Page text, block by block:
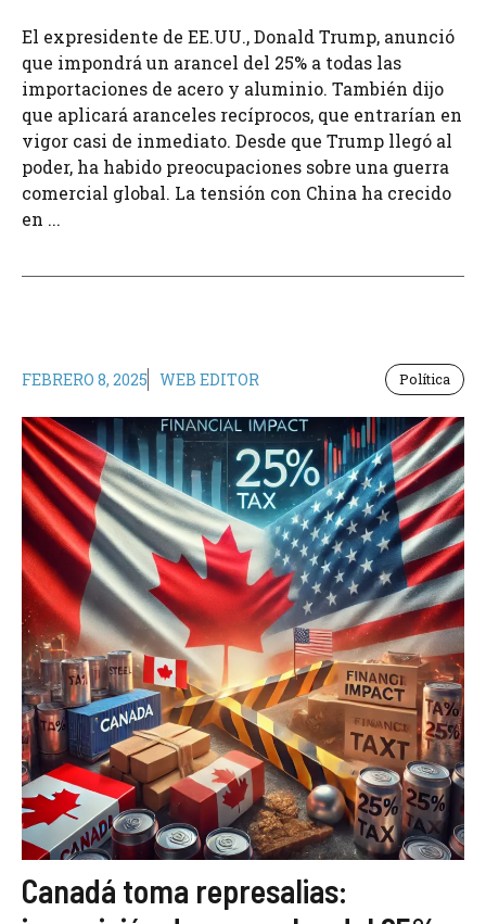
El expresidente de EE.UU., Donald Trump, anunció
que impondrá un arancel del 25% a todas las
importaciones de acero y aluminio. También dijo
que aplicará aranceles recíprocos, que entrarían en
vigor casi de inmediato. Desde que Trump llegó al
poder, ha habido preocupaciones sobre una guerra
comercial global. La tensión con China ha crecido
en ...
FEBRERO 8, 2025 WEB EDITOR Política
Canadá toma represalias: